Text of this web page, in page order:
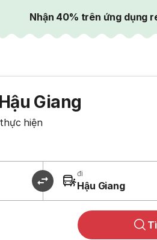
Nhận 40% trên ứng dụng
Giang
hiện
đi
Hậu Giang